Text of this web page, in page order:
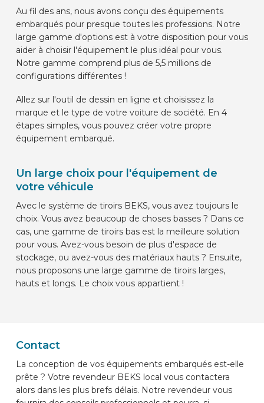
Au fil des ans, nous avons conçu des équipements
embarqués pour presque toutes les professions. Notre
large gamme d'options est à votre disposition pour vous
aider à choisir l'équipement le plus idéal pour vous.
Notre gamme comprend plus de 5,5 millions de
configurations différentes !
Allez sur l'outil de dessin en ligne et choisissez la
marque et le type de votre voiture de société. En 4
étapes simples, vous pouvez créer votre propre
équipement embarqué.
Un large choix pour l'équipement de
votre véhicule
Avec le système de tiroirs BEKS, vous avez toujours le
choix. Vous avez beaucoup de choses basses ? Dans ce
cas, une gamme de tiroirs bas est la meilleure solution
pour vous. Avez-vous besoin de plus d'espace de
stockage, ou avez-vous des matériaux hauts ? Ensuite,
nous proposons une large gamme de tiroirs larges,
hauts et longs. Le choix vous appartient !
Contact
La conception de vos équipements embarqués est-elle
prête ? Votre revendeur BEKS local vous contactera
alors dans les plus brefs délais. Notre revendeur vous